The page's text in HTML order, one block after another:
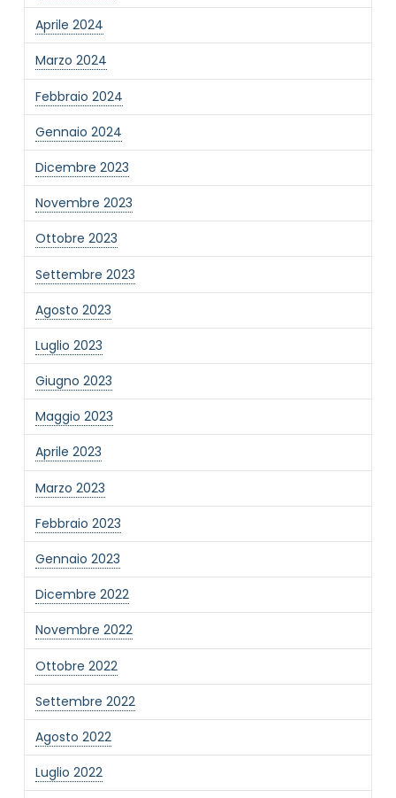
Aprile 2024
Marzo 2024
Febbraio 2024
Gennaio 2024
Dicembre 2023
Novembre 2023
Ottobre 2023
Settembre 2023
Agosto 2023
Luglio 2023
Giugno 2023
Maggio 2023
Aprile 2023
Marzo 2023
Febbraio 2023
Gennaio 2023
Dicembre 2022
Novembre 2022
Ottobre 2022
Settembre 2022
Agosto 2022
Luglio 2022